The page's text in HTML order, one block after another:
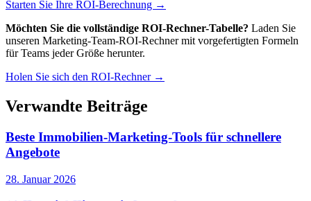
Starten Sie Ihre ROI-Berechnung →
Möchten Sie die vollständige ROI-Rechner-Tabelle? Laden Sie
unseren Marketing-Team-ROI-Rechner mit vorgefertigten Formeln
für Teams jeder Größe herunter.
Holen Sie sich den ROI-Rechner →
Verwandte Beiträge
Beste Immobilien-Marketing-Tools für schnellere
Angebote
28. Januar 2026